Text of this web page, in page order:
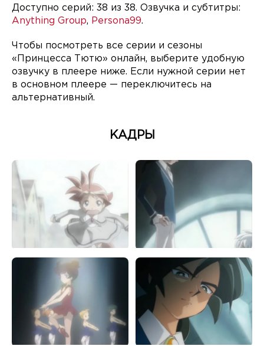
Доступно серий: 38 из 38. Озвучка и субтитры:
Anything Group, Persona99.
Чтобы посмотреть все серии и сезоны
«Принцесса Тютю» онлайн, выберите удобную
озвучку в плеере ниже. Если нужной серии нет
в основном плеере — переключитесь на
альтернативный.
КАДРЫ